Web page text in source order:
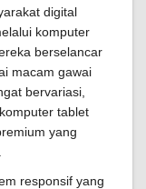
digital
komputer
berselancar
macam gawai
bervariasi,
tablet
yang
responsif yang